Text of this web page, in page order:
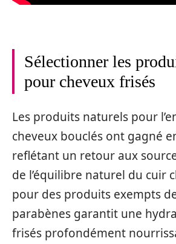
Sélectionner les
pour cheveux frisés
Les produits naturels pour
cheveux bouclés ont gagné
reflétant un retour aux
de l’équilibre naturel du cuir
pour des produits exempts
parabènes garantit une
frisés profondément